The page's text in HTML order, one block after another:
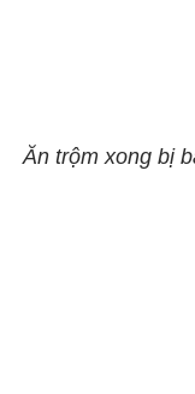
Ăn trộm xong bị